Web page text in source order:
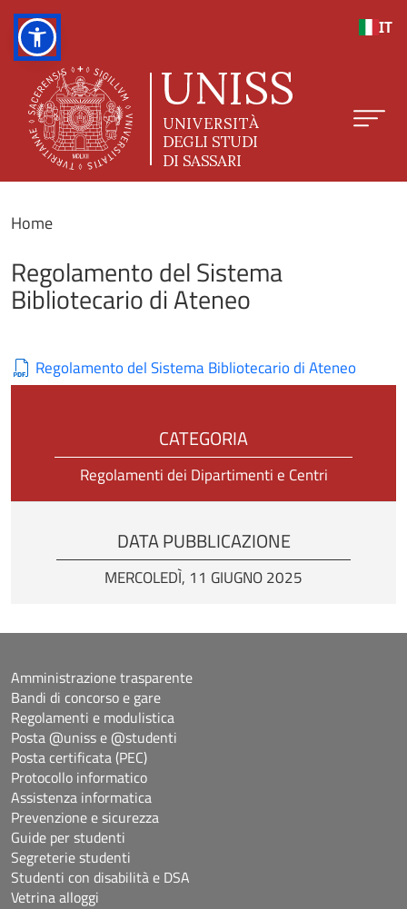
IT
Home
Regolamento del Sistema
Bibliotecario di Ateneo
Regolamento del Sistema Bibliotecario di Ateneo
CATEGORIA
Regolamenti dei Dipartimenti e Centri
DATA PUBBLICAZIONE
MERCOLEDÌ, 11 GIUGNO 2025
Amministrazione trasparente
Bandi di concorso e gare
Regolamenti e modulistica
Posta @uniss e @studenti
Posta certificata (PEC)
Protocollo informatico
Assistenza informatica
Prevenzione e sicurezza
Guide per studenti
Segreterie studenti
Studenti con disabilità e DSA
Vetrina alloggi